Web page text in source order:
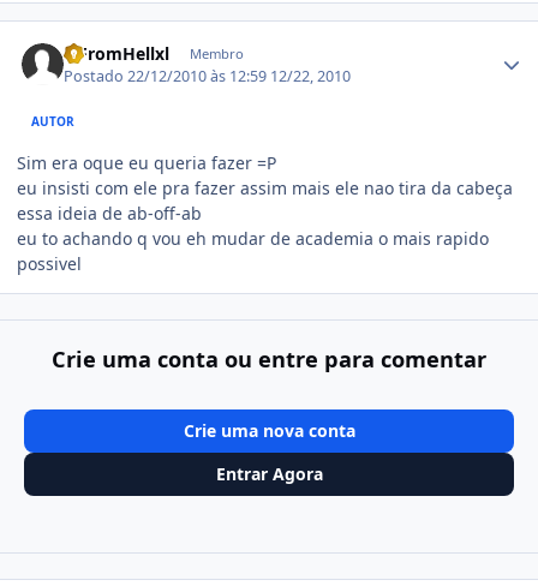
lxFromHellxl Membro
Postado22/12/2010 às 12:59 12/22, 2010
AUTOR
Sim era oque eu queria fazer =P
eu insisti com ele pra fazer assim mais ele nao tira da cabeça
essa ideia de ab-off-ab
eu to achando q vou eh mudar de academia o mais rapido
possivel
Crie uma conta ou entre para comentar
Crie uma nova conta
Entrar Agora